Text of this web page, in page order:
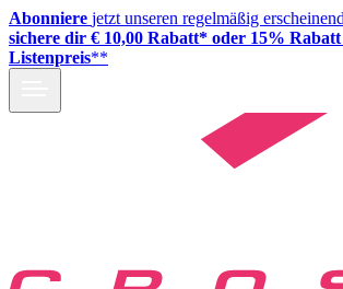
Abonniere jetzt unseren regelmäßig
sichere dir € 10,00 Rabatt* oder 15%
Listenpreis**